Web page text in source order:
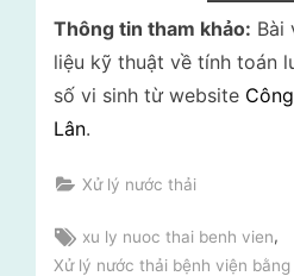
Thông tin tham khảo: Bài
liệu kỹ thuật về tính toán
số vi sinh từ website
Lân.
Xử lý nước thải
Tags:
xu ly nuoc thai benh vien,
Xử lý nước thải bệnh viện